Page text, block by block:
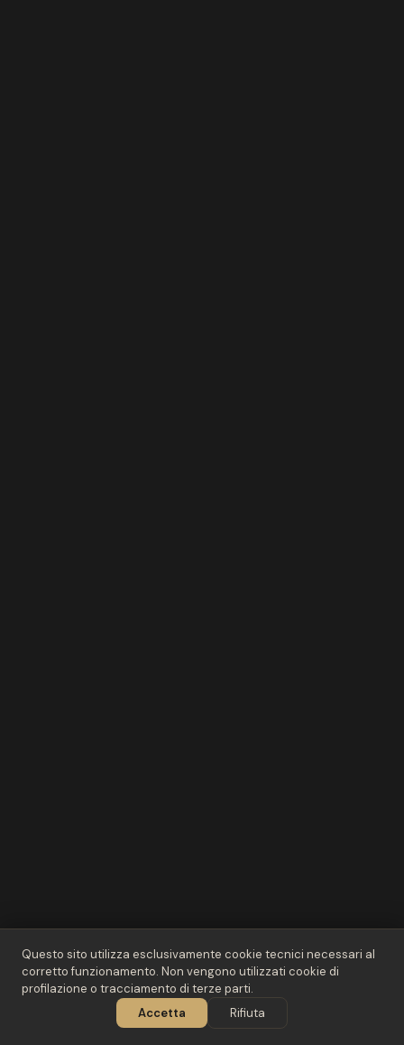
02 / 03
Questo sito utilizza esclusivamente cookie tecnici necessari al
corretto funzionamento. Non vengono utilizzati cookie di
profilazione o tracciamento di terze parti.
Accetta
Rifiuta